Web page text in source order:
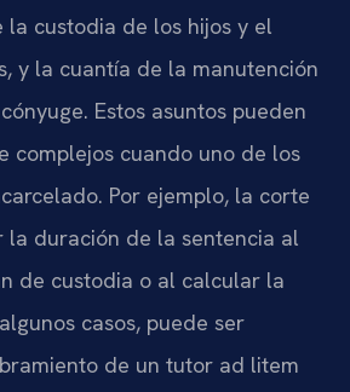
custodia de los hijos y el
y la cuantía de la manutención
Estos asuntos pueden
complejos cuando uno de los
Por ejemplo, la corte
la duración de la sentencia al
de custodia o al calcular la
casos, puede ser
de un tutor ad litem